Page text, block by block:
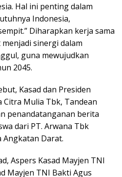
Hal ini penting dalam
Indonesia,
Diharapkan kerja sama
sinergi dalam
guna mewujudkan
2045.
Kasad dan Presiden
Citra Mulia Tbk, Tandean
penandatanganan berita
dari PT. Arwana Tbk
Angkatan Darat.
Aspers Kasad Mayjen TNI
Mayjen TNI Bakti Agus